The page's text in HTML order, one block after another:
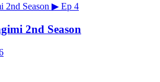
▶ Ep 4
2nd Season